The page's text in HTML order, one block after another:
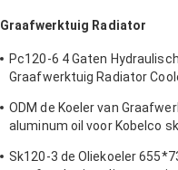
Graafwerktuig Radiator
Pc120-6 4 Gaten
Graafwerktuig Radiator
ODM de Koeler van
aluminum oil voor Kobelco
Sk120-3 de Oliekoeler